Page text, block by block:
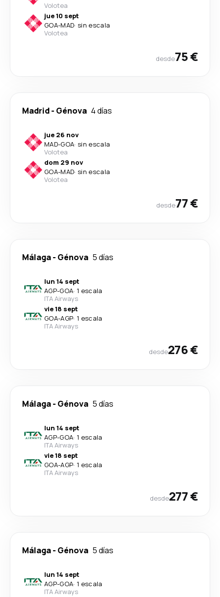
Volotea
jue 10 sept
GOA-MAD· sin escala
Volotea
desde75 €
Madrid- Génova 4 días
jue 26 nov
MAD-GOA· sin escala
Volotea
dom 29 nov
GOA-MAD· sin escala
Volotea
desde77 €
Málaga- Génova 5 días
lun 14 sept
AGP-GOA· 1 escala
ITA Airways
vie 18 sept
GOA-AGP· 1 escala
ITA Airways
desde276 €
Málaga- Génova 5 días
lun 14 sept
AGP-GOA· 1 escala
ITA Airways
vie 18 sept
GOA-AGP· 1 escala
ITA Airways
desde277 €
Málaga- Génova 5 días
lun 14 sept
AGP-GOA· 1 escala
ITA Airways